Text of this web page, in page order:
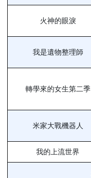
火神的眼淚
我是遺物整理師
轉學來的女生第二季
米家大戰機器人
我的上流世界